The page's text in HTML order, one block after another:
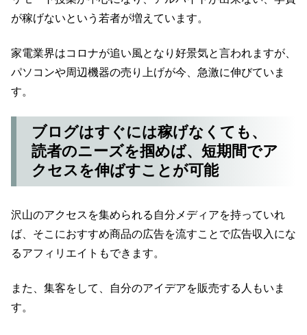
が稼げないという若者が増えています。
家電業界はコロナが追い風となり好景気と言われますが、
パソコンや周辺機器の売り上げが今、急激に伸びていま
す。
ブログはすぐには稼げなくても、
読者のニーズを掴めば、短期間でア
クセスを伸ばすことが可能
沢山のアクセスを集められる自分メディアを持っていれ
ば、そこにおすすめ商品の広告を流すことで広告収入にな
るアフィリエイトもできます。
また、集客をして、自分のアイデアを販売する人もいま
す。